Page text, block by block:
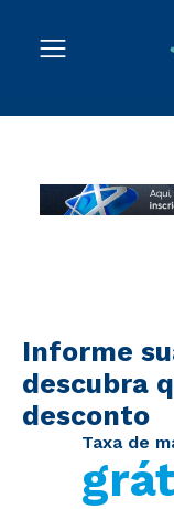
Informe
descubra
desconto
Taxa de